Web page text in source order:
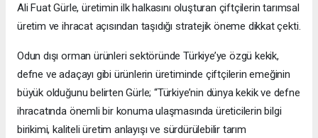
Ali Fuat Gürle, üretimin ilk halkasını oluşturan çiftçilerin tarımsal
üretim ve ihracat açısından taşıdığı stratejik öneme dikkat çekti.
Odun dışı orman ürünleri sektöründe Türkiye’ye özgü kekik,
defne ve adaçayı gibi ürünlerin üretiminde çiftçilerin emeğinin
büyük olduğunu belirten Gürle; “Türkiye’nin dünya kekik ve defne
ihracatında önemli bir konuma ulaşmasında üreticilerin bilgi
birikimi, kaliteli üretim anlayışı ve sürdürülebilir tarım